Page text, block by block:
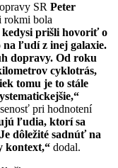
SR Peter
rokmi bola
kedysi prišli hovoriť o
na ľudí z inej galaxie.
dopravy. Od roku
cyklotrás,
tomu je to stále
pri hodnotení
ľudia, ktorí sa
dôležité sadnúť na
kontext,“ dodal.